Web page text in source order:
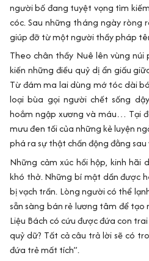
người bố đang tuyệt vọng tìm
cóc. Sau những tháng ngày ròng
giúp đỡ từ một người thầy pháp
Theo chân thầy Nuê lên vùng
kiến những điều quỷ dị ẩn giấu
Từ đám ma lai dùng mớ tóc dài
loại bùa gọi người chết sống
hoắm ngập xương và máu… Tại
mưu đen tối của những kẻ luyện
phá ra sự thật chấn động đằng
Những cảm xúc hồi hộp, kinh hãi
khó thở. Những bí mật dần được
bị vạch trần. Lòng người có thể
sẵn sàng bán rẻ lương tâm để tạo
Liệu Bách có cứu được đứa con
quỷ dữ? Tất cả câu trả lời sẽ có
đứa trẻ mất tích”.